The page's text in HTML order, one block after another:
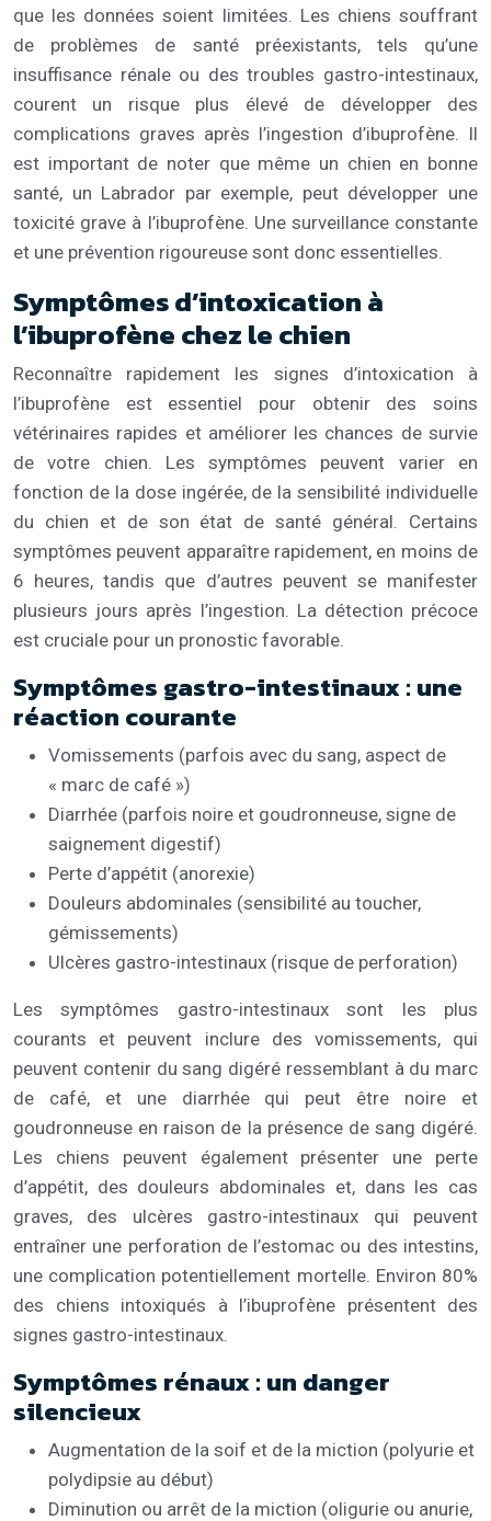
que les données soient limitées. Les chiens souffrant
de problèmes de santé préexistants, tels qu’une
insuffisance rénale ou des troubles gastro-intestinaux,
courent un risque plus élevé de développer des
complications graves après l’ingestion d’ibuprofène. Il
est important de noter que même un chien en bonne
santé, un Labrador par exemple, peut développer une
toxicité grave à l’ibuprofène. Une surveillance constante
et une prévention rigoureuse sont donc essentielles.
Symptômes d’intoxication à
l’ibuprofène chez le chien
Reconnaître rapidement les signes d’intoxication à
l’ibuprofène est essentiel pour obtenir des soins
vétérinaires rapides et améliorer les chances de survie
de votre chien. Les symptômes peuvent varier en
fonction de la dose ingérée, de la sensibilité individuelle
du chien et de son état de santé général. Certains
symptômes peuvent apparaître rapidement, en moins de
6 heures, tandis que d’autres peuvent se manifester
plusieurs jours après l’ingestion. La détection précoce
est cruciale pour un pronostic favorable.
Symptômes gastro-intestinaux : une
réaction courante
Vomissements (parfois avec du sang, aspect de
« marc de café »)
Diarrhée (parfois noire et goudronneuse, signe de
saignement digestif)
Perte d’appétit (anorexie)
Douleurs abdominales (sensibilité au toucher,
gémissements)
Ulcères gastro-intestinaux (risque de perforation)
Les symptômes gastro-intestinaux sont les plus
courants et peuvent inclure des vomissements, qui
peuvent contenir du sang digéré ressemblant à du marc
de café, et une diarrhée qui peut être noire et
goudronneuse en raison de la présence de sang digéré.
Les chiens peuvent également présenter une perte
d’appétit, des douleurs abdominales et, dans les cas
graves, des ulcères gastro-intestinaux qui peuvent
entraîner une perforation de l’estomac ou des intestins,
une complication potentiellement mortelle. Environ 80%
des chiens intoxiqués à l’ibuprofène présentent des
signes gastro-intestinaux.
Symptômes rénaux : un danger
silencieux
Augmentation de la soif et de la miction (polyurie et
polydipsie au début)
Diminution ou arrêt de la miction (oligurie ou anurie,